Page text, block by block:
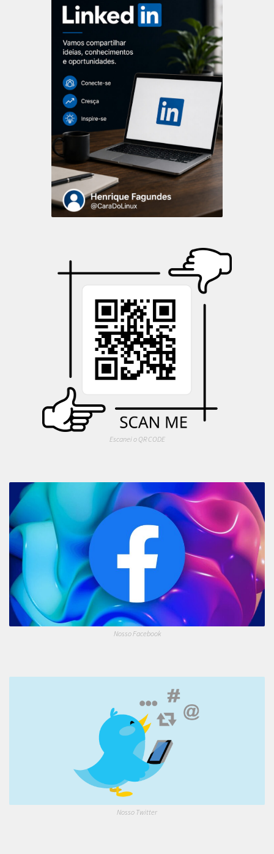
Escanei o QR CODE
Nosso Facebook
Nosso Twitter